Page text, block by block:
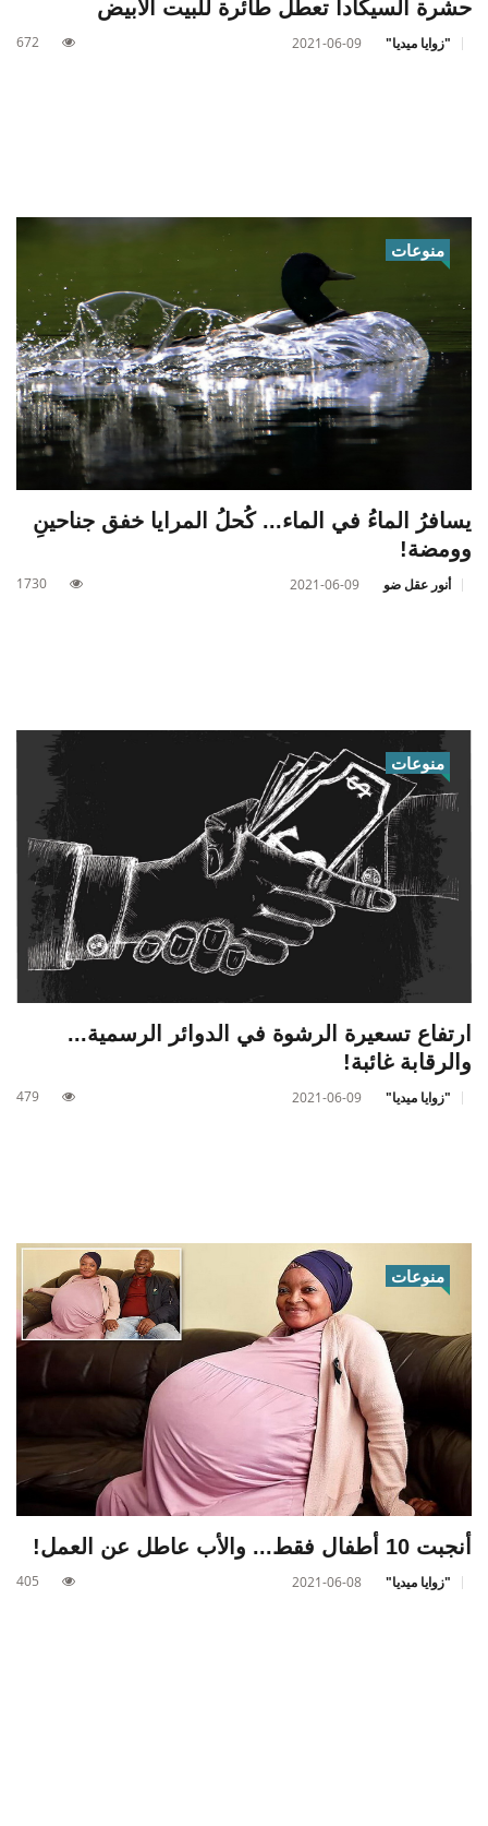
حشرة السيكادا تعطل طائرة للبيت الأبيض
"زوايا ميديا" 2021-06-09
672
منوعات
يسافرُ الماءُ في الماء... كُحلُ المرايا خفق جناحينِ
وومضة!
أنور عقل ضو 2021-06-09
1730
منوعات
ارتفاع تسعيرة الرشوة في الدوائر الرسمية...
والرقابة غائبة!
"زوايا ميديا" 2021-06-09
479
منوعات
أنجبت 10 أطفال فقط... والأب عاطل عن العمل!
"زوايا ميديا" 2021-06-08
405